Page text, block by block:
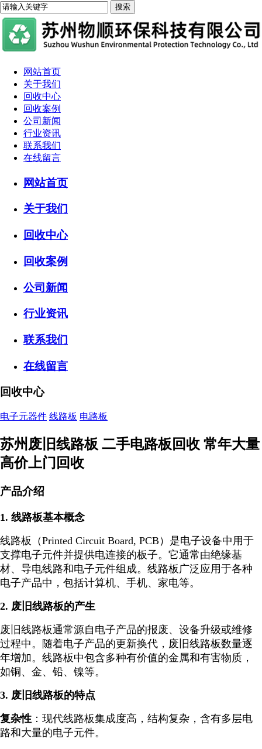
网站首页
关于我们
回收中心
回收案例
公司新闻
行业资讯
联系我们
在线留言
网站首页
关于我们
回收中心
回收案例
公司新闻
行业资讯
联系我们
在线留言
回收中心
电子元器件 线路板 电路板
苏州废旧线路板 二手电路板回收 常年大量
高价上门回收
产品介绍
1. 线路板基本概念
线路板（Printed Circuit Board, PCB）是电子设备中用于
支撑电子元件并提供电连接的板子。它通常由绝缘基
材、导电线路和电子元件组成。线路板广泛应用于各种
电子产品中，包括计算机、手机、家电等。
2. 废旧线路板的产生
废旧线路板通常源自电子产品的报废、设备升级或维修
过程中。随着电子产品的更新换代，废旧线路板数量逐
年增加。线路板中包含多种有价值的金属和有害物质，
如铜、金、铅、镍等。
3. 废旧线路板的特点
复杂性 ：现代线路板集成度高，结构复杂，含有多层电
路和大量的电子元件。